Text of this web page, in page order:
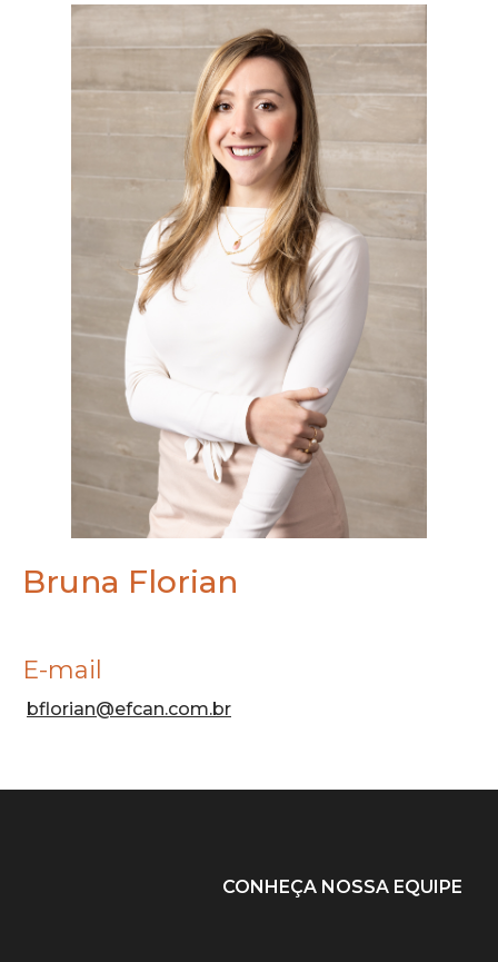
Bruna Florian
E-mail
bflorian@efcan.com.br
CONHEÇA NOSSA EQUIPE